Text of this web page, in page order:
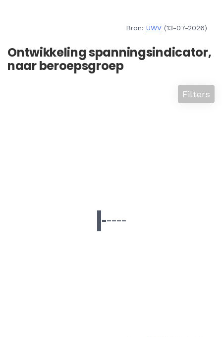
Bron: UWV (13-07-2026)
Ontwikkeling spanningsindicator,
naar beroepsgroep
Filters